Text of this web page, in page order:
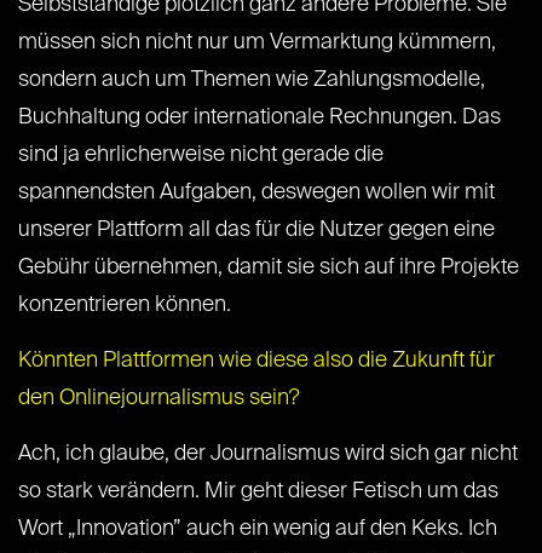
Selbstständige plötzlich ganz andere Probleme. Sie
müssen sich nicht nur um Vermarktung kümmern,
sondern auch um Themen wie Zahlungsmodelle,
Buchhaltung oder internationale Rechnungen. Das
sind ja ehrlicherweise nicht gerade die
spannendsten Aufgaben, deswegen wollen wir mit
unserer Plattform all das für die Nutzer gegen eine
Gebühr übernehmen, damit sie sich auf ihre Projekte
konzentrieren können.
Könnten Plattformen wie diese also die Zukunft für
den Onlinejournalismus sein?
Ach, ich glaube, der Journalismus wird sich gar nicht
so stark verändern. Mir geht dieser Fetisch um das
Wort „Innovation” auch ein wenig auf den Keks. Ich